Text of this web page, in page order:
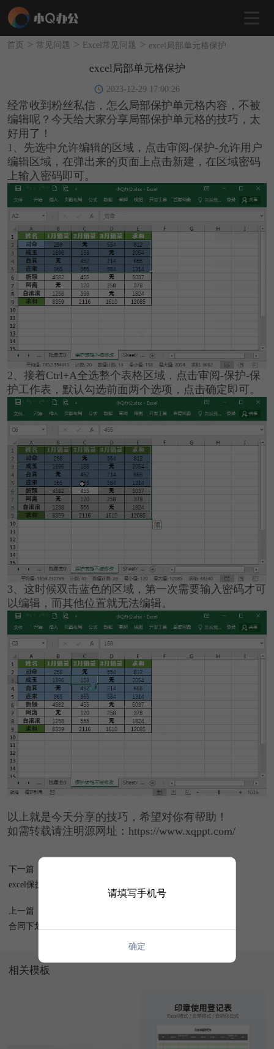
首页 > 常见问题 > Excel常见问题 > excel局部单元格保护
excel局部单元格保护
2023-12-29 17:00:26
经常收到粉丝私信，怎么局部保护单元格内容，不被
编辑呢？今天给大家分享局部保护单元格的技巧，太
好用了！
1、先选中允许编辑的区域，点击审阅-保护-允许用户
编辑区域，在弹出来的页面上点击新建，在区域密码
上输入密码即可。
2、接着Ctrl+A全选整个表格区域，点击审阅-保护-保
护工作表，默认勾选前面两个选项，点击确定即可。
3、这时候双击蓝色的区域，第一次需要输入密码才可
以编辑，而其他位置就无法编辑。
以上就是今天分享的技巧，希望对你有帮助！
如需转载请注明源网址：https://www.xqppt.com/
下一篇
excel保护部分单元格
上一篇
合同下划线怎么打
相关模板
请填写手机号
确定